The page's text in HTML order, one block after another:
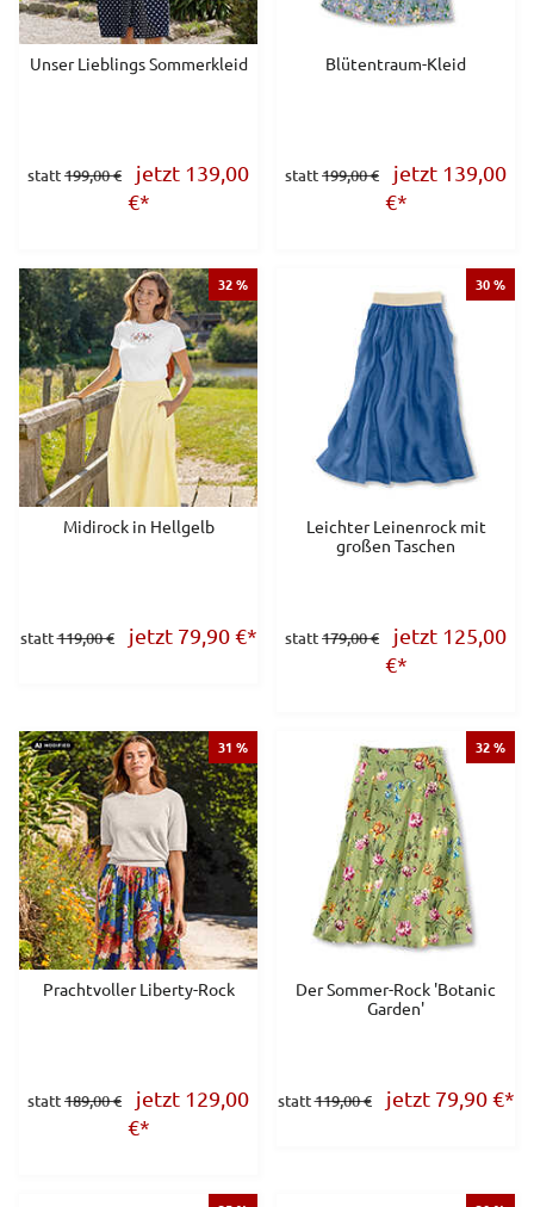
Unser Lieblings Sommerkleid
statt199,00 €
jetzt 139,00
€*
Blütentraum-Kleid
statt199,00 €
jetzt 139,00
€*
32 %
Midirock in Hellgelb
statt119,00 € jetzt 79,90€*
30 %
Leichter Leinenrock mit
großen Taschen
statt179,00 €
jetzt 125,00
€*
31 %
Prachtvoller Liberty-Rock
statt189,00 €
jetzt 129,00
€*
32 %
Der Sommer-Rock 'Botanic
Garden'
statt119,00 € jetzt 79,90€*